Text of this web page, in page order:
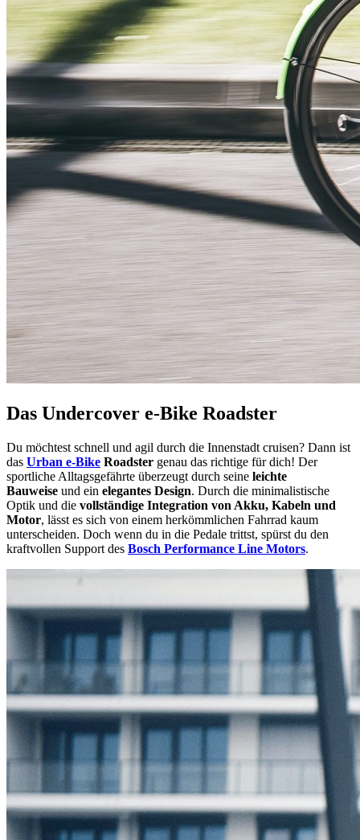
Das Undercover e-Bike Roadster
Du möchtest schnell und agil durch die Innenstadt cruisen? Dann ist
das Urban e-Bike Roadster genau das richtige für dich! Der
sportliche Alltagsgefährte überzeugt durch seine leichte
Bauweise und ein elegantes Design. Durch die minimalistische
Optik und die vollständige Integration von Akku, Kabeln und
Motor, lässt es sich von einem herkömmlichen Fahrrad kaum
unterscheiden. Doch wenn du in die Pedale trittst, spürst du den
kraftvollen Support des Bosch Performance Line Motors.